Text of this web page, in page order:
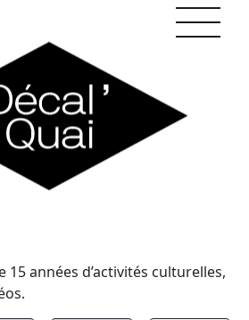
15 années d’activités culturelles,